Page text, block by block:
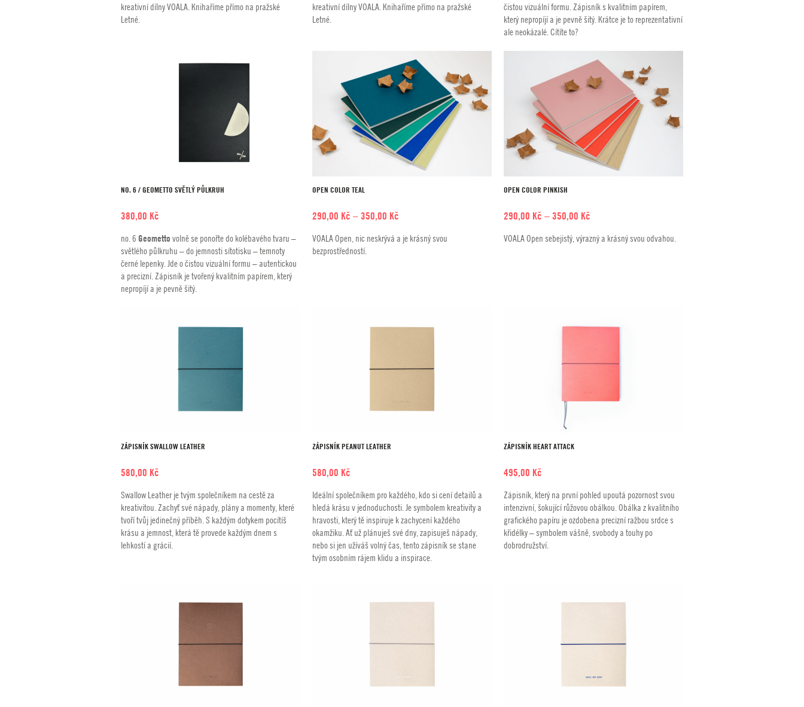
kreativní dílny VOALA. Knihaříme přímo na pražské
Letné.
kreativní dílny VOALA. Knihaříme přímo na pražské
Letné.
čistou vizuální formu. Zápisník s kvalitním papírem,
který nepropíjí a je pevně šitý. Krátce je to reprezentativní
ale neokázalé. Cítíte to?
NO. 6 / GEOMETTO SVĚTLÝ PŮLKRUH
380,00 Kč
no. 6 Geometto volně se ponořte do kolébavého tvaru –
světlého půlkruhu – do jemnosti sítotisku – temnoty
černé lepenky. Jde o čistou vizuální formu – autentickou
a precizní. Zápisník je tvořený kvalitním papírem, který
nepropíjí a je pevně šitý.
OPEN COLOR TEAL
290,00 Kč –350,00 KčRozpětí
290,00 Kč
VOALA Open, nic neskrývá a je krásný svou
bezprostředností.
OPEN COLOR PINKISH
290,00 Kč –350,00 KčRozpětí
290,00 Kč
VOALA Open sebejistý, výrazný a krásný svou odvahou.
ZÁPISNÍK SWALLOW LEATHER
580,00 Kč
Swallow Leather je tvým společníkem na cestě za
kreativitou. Zachyť své nápady, plány a momenty, které
tvoří tvůj jedinečný příběh. S každým dotykem pocítíš
krásu a jemnost, která tě provede každým dnem s
lehkostí a grácií.
ZÁPISNÍK PEANUT LEATHER
580,00 Kč
Ideální společníkem pro každého, kdo si cení detailů a
hledá krásu v jednoduchosti. Je symbolem kreativity a
hravosti, který tě inspiruje k zachycení každého
okamžiku. Ať už plánuješ své dny, zapisuješ nápady,
nebo si jen užíváš volný čas, tento zápisník se stane
tvým osobním rájem klidu a inspirace.
ZÁPISNÍK HEART ATTACK
495,00 Kč
Zápisník, který na první pohled upoutá pozornost svou
intenzivní, šokující růžovou obálkou. Obálka z kvalitního
grafického papíru je ozdobena precizní ražbou srdce s
křidélky – symbolem vášně, svobody a touhy po
dobrodružství.